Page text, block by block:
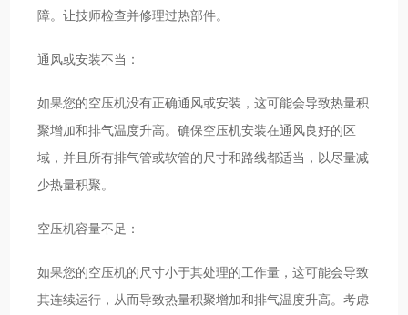
障。让技师检查并修理过热部件。
通风或安装不当：
如果您的空压机没有正确通风或安装，这可能会导致热量积
聚增加和排气温度升高。确保空压机安装在通风良好的区
域，并且所有排气管或软管的尺寸和路线都适当，以尽量减
少热量积聚。
空压机容量不足：
如果您的空压机的尺寸小于其处理的工作量，这可能会导致
其连续运行，从而导致热量积聚增加和排气温度升高。考虑